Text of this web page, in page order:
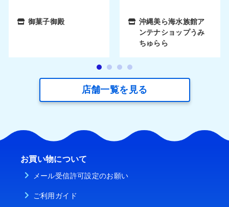
御菓子御殿
沖縄美ら海水族館ア
ンテナショップうみ
ちゅらら
店舗一覧を見る
お買い物について
メール受信許可設定のお願い
ご利用ガイド